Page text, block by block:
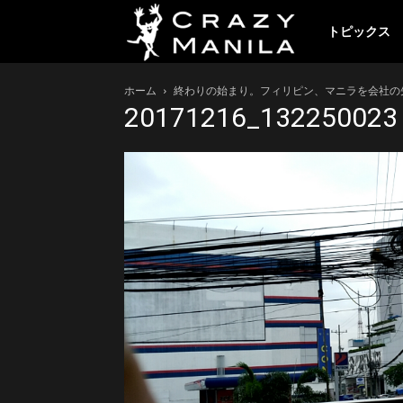
レ
イ
ジ
ー
マ
トピックス
ホーム 終わりの始まり。フィリピン、マニラを会社
20171216_132250023